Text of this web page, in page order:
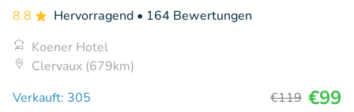
8.8 Hervorragend • 164 Bewertungen
Koener Hotel
Clervaux (679km)
Verkauft: 305
€119 €99